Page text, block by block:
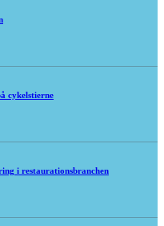
cykelstierne
i restaurationsbranchen